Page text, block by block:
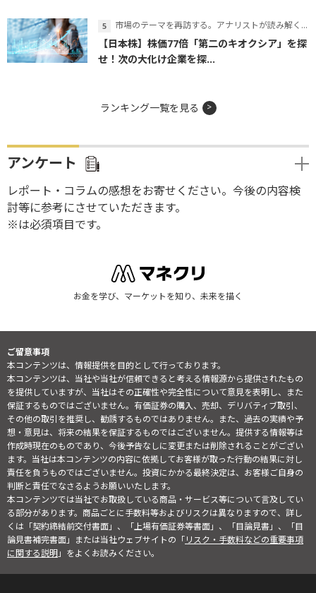
市場のテーマを再訪する。アナリストが読み解くテーマの本質
【日本株】株価77倍「第二のキオクシア」を探
せ！次の大化け企業を探...
ランキング一覧を見る
アンケート
レポート・コラムの感想をお寄せください。今後の内容検
討等に参考にさせていただきます。
※は必須項目です。
お金を学び、マーケットを知り、未来を描く
ご留意事項
本コンテンツは、情報提供を目的として行っております。
本コンテンツは、当社や当社が信頼できると考える情報源から提供されたもの
を提供していますが、当社はその正確性や完全性について意見を表明し、また
保証するものではございません。有価証券の購入、売却、デリバティブ取引、
その他の取引を推奨し、勧誘するものではありません。また、過去の実績や予
想・意見は、将来の結果を保証するものではございません。提供する情報等は
作成時現在のものであり、今後予告なしに変更または削除されることがござい
ます。当社は本コンテンツの内容に依拠してお客様が取った行動の結果に対し
責任を負うものではございません。投資にかかる最終決定は、お客様ご自身の
判断と責任でなさるようお願いいたします。
本コンテンツでは当社でお取扱している商品・サービス等について言及してい
る部分があります。商品ごとに手数料等およびリスクは異なりますので、詳し
くは「契約締結前交付書面」、「上場有価証券等書面」、「目論見書」、「目
論見書補完書面」または当社ウェブサイトの「リスク・手数料などの重要事項
に関する説明」をよくお読みください。